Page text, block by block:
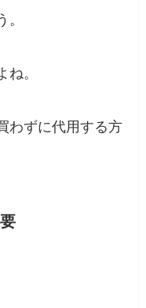
。
わずに代用する方